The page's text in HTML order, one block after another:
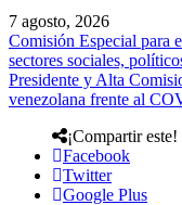
7 agosto, 2026
Comisión Especial para
sectores sociales,
Presidente y Alta
venezolana frente al
¡Compartir este!
Facebook
Twitter
Google Plus